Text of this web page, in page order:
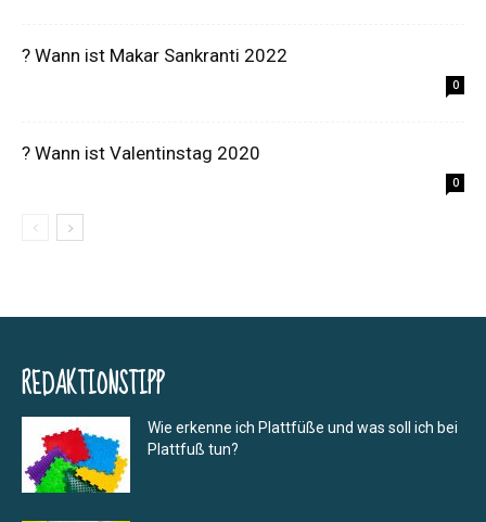
? Wann ist Makar Sankranti 2022
0
? Wann ist Valentinstag 2020
0
REDAKTIONSTIPP
Wie erkenne ich Plattfüße und was soll ich bei
Plattfuß tun?